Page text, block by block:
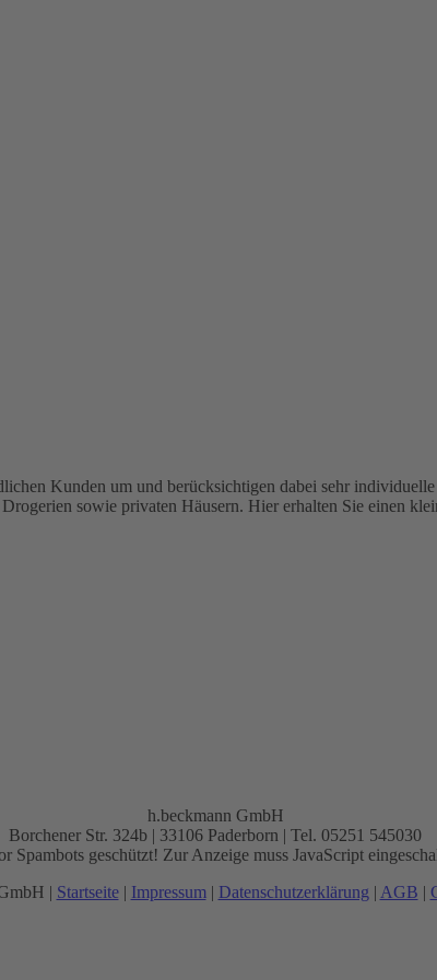
Kunden um und berücksichtigen dabei sehr
sowie privaten Häusern. Hier erhalten Sie einen
h.beckmann GmbH
Borchener Str. 324b | 33106 Paderborn | Tel. 05251 545030
Spambots geschützt! Zur Anzeige muss JavaScript
| Startseite| Impressum | Datenschutzerklärung | AGB |